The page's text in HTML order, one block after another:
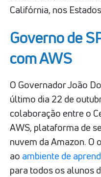
Califórnia, nos
Governo de
com AWS
O Governador João
último dia 22 de
colaboração entre o
AWS, plataforma de
nuvem da Amazon. O
ao ambiente de
para todos os alunos